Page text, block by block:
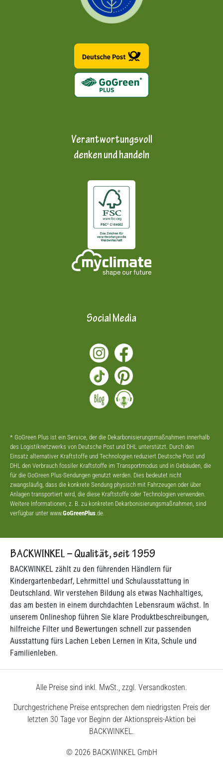
Verantwortungsvoll
denken und handeln
Social Media
* GoGreen Plus ist ein Service, der die Dekarbonisierungsmaßnahmen innerhalb
des Logistiknetzwerks von Deutsche Post und DHL unterstützt. Durch den
Einsatz alternativer Kraftstoffe und Technologien reduziert Deutsche Post und
DHL den Verbrauch fossiler Kraftstoffe im Transportmodus und in Gebäuden, die
für die GoGreen Plus-Sendungen genutzt werden. Dies bedeutet nicht
zwangsläufig, dass die konkrete Sendung physisch mit Fahrzeugen oder über
Anlagen transportiert wird, die diese Kraftstoffe oder Technologien verwenden.
Weitere Informationen, z. B. zu konkreten Dekarbonisierungsmaßnahmen, sind
verfügbar unter www.GoGreenPlus .de.
BACKWINKEL – Qualität, seit 1959
BACKWINKEL zählt zu den führenden Händlern für
Kindergartenbedarf, Lehrmittel und Schulausstattung in
Deutschland. Wir verstehen Bildung als etwas Nachhaltiges,
das am besten in einem durchdachten Lebensraum wächst. In
unserem Onlineshop führen Sie klare Produktbeschreibungen,
hilfreiche Filter und Bewertungen schnell zur passenden
Ausstattung fürs Lachen Leben Lernen in Kita, Schule und
Familienleben.
Alle Preise sind inkl. MwSt., zzgl. Versandkosten.
Durchgestrichene Preise entsprechen dem niedrigsten Preis der
letzten 30 Tage vor Beginn der Aktionspreis-Aktion bei
BACKWINKEL.
© 2026 BACKWINKEL GmbH